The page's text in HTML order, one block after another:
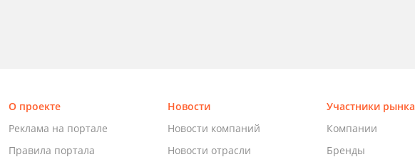
О проекте
Реклама на портале
Правила портала
Новости
Новости компаний
Новости отрасли
Участники рынка
Компании
Бренды